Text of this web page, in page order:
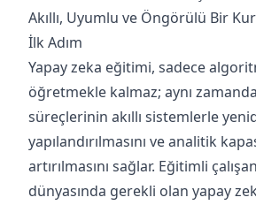
Akıllı, Uyumlu ve Öngörülü Bir
İlk Adım
Yapay zeka eğitimi, sadece
öğretmekle kalmaz; aynı
süreçlerinin akıllı sistemlerle
yapılandırılmasını ve analitik
artırılmasını sağlar. Eğitimli
dünyasında gerekli olan yapay